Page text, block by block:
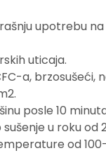
upotrebu
uticaja.
a, brzosušeći,
posle 10
u roku od
od 100-